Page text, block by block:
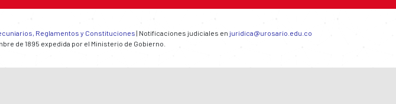
Reglamentos y Constituciones | Notificaciones judiciales en juridica@urosario.edu.co
de 1895 expedida por el Ministerio de Gobierno.